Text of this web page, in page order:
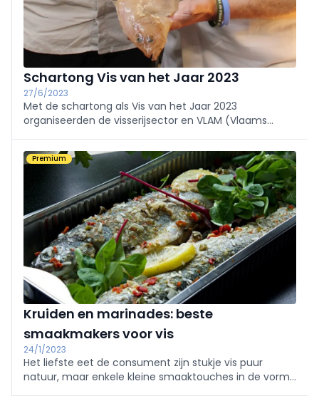
Schartong Vis van het Jaar 2023
27/6/2023
Met de schartong als Vis van het Jaar 2023
organiseerden de visserijsector en VLAM (Vlaams
voor de 35e keer al deze verkiezing. Vlaams minister
van Visserij Hilde Crevits deed de bekendmaking.
Premium
Kruiden en marinades: beste
smaakmakers voor vis
24/1/2023
Het liefste eet de consument zijn stukje vis puur
natuur, maar enkele kleine smaaktouches in de vorm